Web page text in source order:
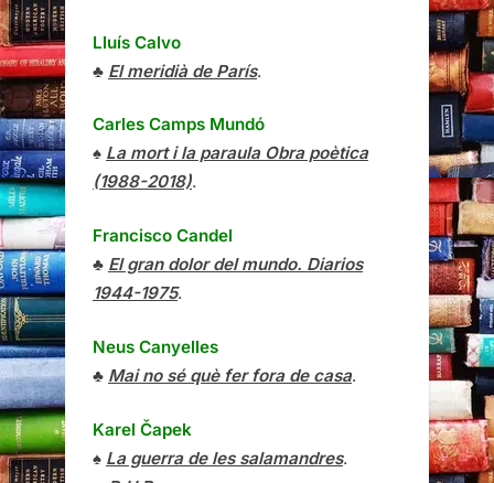
Lluís Calvo
♣ El meridià de París.
Carles Camps Mundó
♠ La mort i la paraula Obra poètica
(1988-2018).
Francisco Candel
♣ El gran dolor del mundo. Diarios
1944-1975.
Neus Canyelles
♣ Mai no sé què fer fora de casa.
Karel Čapek
♠ La guerra de les salamandres.